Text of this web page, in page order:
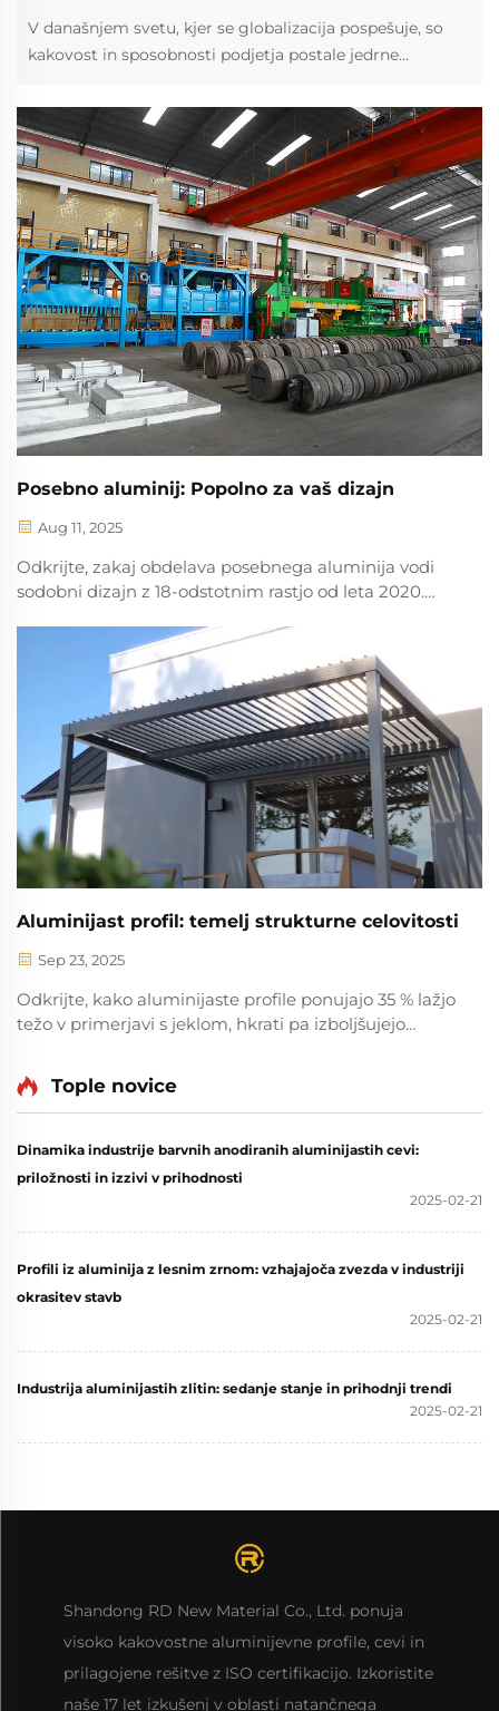
V današnjem svetu, kjer se globalizacija pospešuje, so
kakovost in sposobnosti podjetja postale jedrne
smo sprejeli izjemno ugledno skupino obiskovalcev –
naše južnokorejske stranke, ki ...
Posebno aluminij: Popolno za vaš dizajn
Aug 11, 2025
Odkrijte, zakaj obdelava posebnega aluminija vodi
sodobni dizajn z 18-odstotnim rastjo od leta 2020.
natančnost CNC obdelave in prednosti trajnostnosti.
Poglejte, kako industrije od arhitekture do električnih
vozil izkoriščajo vzdržljivost, reciklabilnost in
oblikovalno prilagodljivost aluminija. Zahtevajte
svetovanje za projekt že danes.
Aluminijast profil: temelj strukturne celovitosti
Sep 23, 2025
Odkrijte, kako aluminijaste profile ponujajo 35 % lažjo
težo v primerjavi s jeklom, hkrati pa izboljšujejo
gradbeništvo, industrijske in trajnostne projekte.
Izvedite več.
Tople novice
Dinamika industrije barvnih anodiranih aluminijastih cevi:
priložnosti in izzivi v prihodnosti
2025-02-21
Profili iz aluminija z lesnim zrnom: vzhajajoča zvezda v industriji
okrasitev stavb
2025-02-21
Industrija aluminijastih zlitin: sedanje stanje in prihodnji trendi
2025-02-21
Shandong RD New Material Co., Ltd. ponuja
visoko kakovostne aluminijevne profile, cevi in
prilagojene rešitve z ISO certifikacijo. Izkoristite
naše 17 let izkušenj v oblasti natančnega